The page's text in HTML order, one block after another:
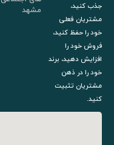
جذب کنید،
مشتریان فعلی
خود را حفظ کنید،
فروش خود را
افزایش دهید، برند
خود را در ذهن
مشتریان تثبیت
کنید.
مشهد